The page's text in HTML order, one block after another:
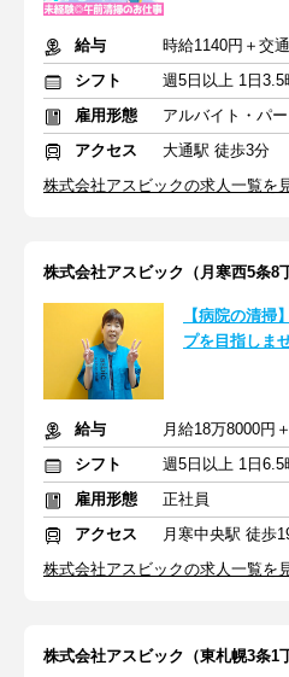
給与
時給1140円＋交
シフト
週5日以上 1日3.5
雇用形態
アルバイト・パー
アクセス
大通駅 徒歩3分
株式会社アスビックの求人一覧を
株式会社アスビック（月寒西5条8
【病院の清掃
プを目指しま
給与
月給18万8000円
シフト
週5日以上 1日6.5
雇用形態
正社員
アクセス
月寒中央駅 徒歩
株式会社アスビックの求人一覧を
株式会社アスビック（東札幌3条1